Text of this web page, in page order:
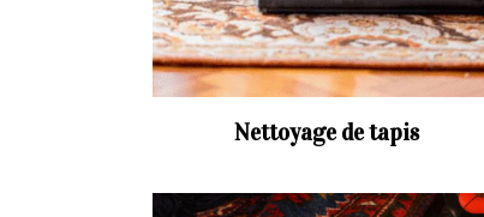
Nettoyage de tapis